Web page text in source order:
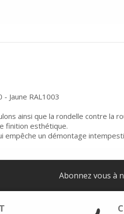
Jaune RAL1003
ainsi que la rondelle contre la
finition esthétique.
empêche un démontage
Abonnez vous à